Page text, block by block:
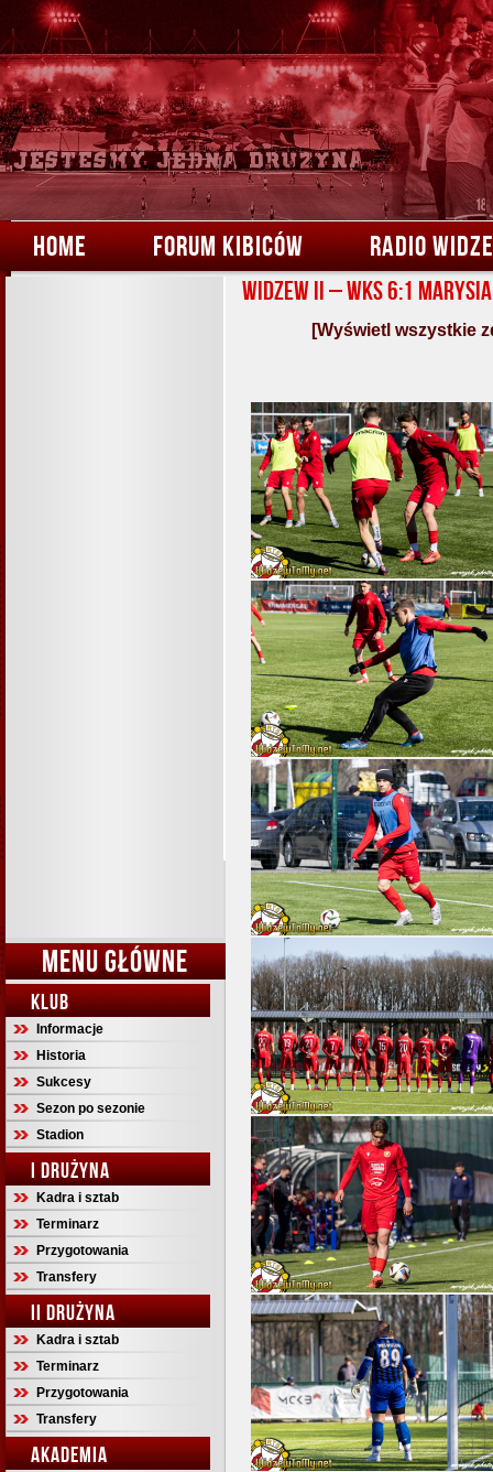
HOME FORUM KIBICÓW RADIO
MENU GŁÓWNE
KLUB
Informacje
Historia
Sukcesy
Sezon po sezonie
Stadion
I DRUŻYNA
Kadra i sztab
Terminarz
Przygotowania
Transfery
II DRUŻYNA
Kadra i sztab
Terminarz
Przygotowania
Transfery
AKADEMIA
Widzew II – WKS 6:1 Marysia
[Wyświetl wszystkie